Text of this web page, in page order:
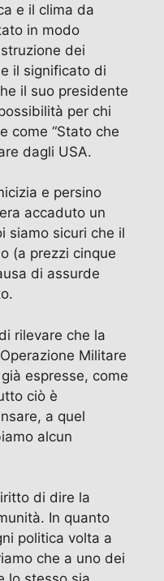
e il clima da
in modo
dei
il significato di
il suo presidente
per chi
come “Stato che
dagli USA.
e persino
accaduto un
siamo sicuri che il
(a prezzi cinque
di assurde
rilevare che la
Militare
espresse, come
ciò è
a quel
alcun
di dire la
In quanto
politica volta a
che a uno dei